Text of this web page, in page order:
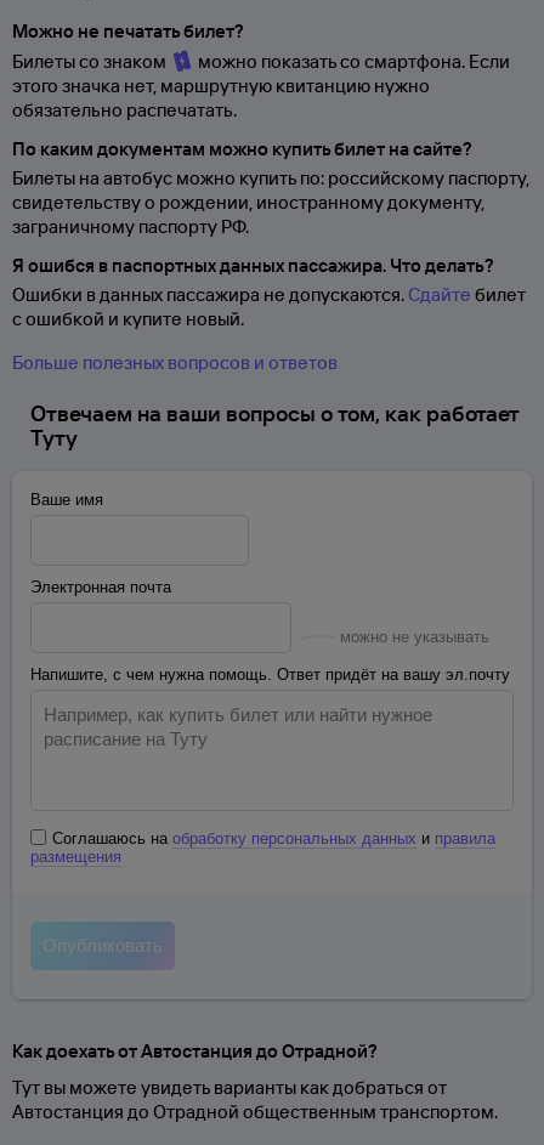
Можно не печатать билет?
Билеты со знаком
можно показать со смартфона. Если
этого значка нет, маршрутную квитанцию нужно
обязательно распечатать.
По каким документам можно купить билет на сайте?
Билеты на автобус можно купить по: российскому паспорту,
свидетельству о рождении, иностранному документу,
заграничному паспорту РФ.
Я ошибся в паспортных данных пассажира. Что делать?
Ошибки в данных пассажира не допускаются. Сдайте билет
с ошибкой и купите новый.
Больше полезных вопросов и ответов
Отвечаем на ваши вопросы о том, как работает
Туту
Ваше имя
Электронная почта
можно не указывать
Напишите, с чем нужна помощь. Ответ придёт на вашу эл.почту
Соглашаюсь на обработку персональных данных и правила
размещения
Как доехать от Автостанция до Отрадной?
Тут вы можете увидеть варианты как добраться от
Автостанция до Отрадной общественным транспортом.